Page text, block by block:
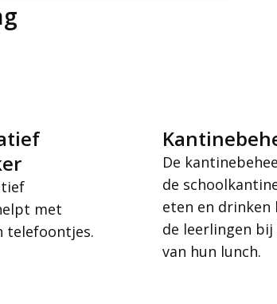
met
telefoontjes.
De
de
eten en drinken
de leerlingen
van hun lunch.